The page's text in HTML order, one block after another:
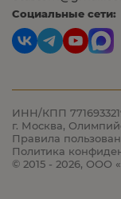
Социальные сети:
ИНН/КПП
г. Москва,
Правила
Политика
© 2015 - 2026, ООО